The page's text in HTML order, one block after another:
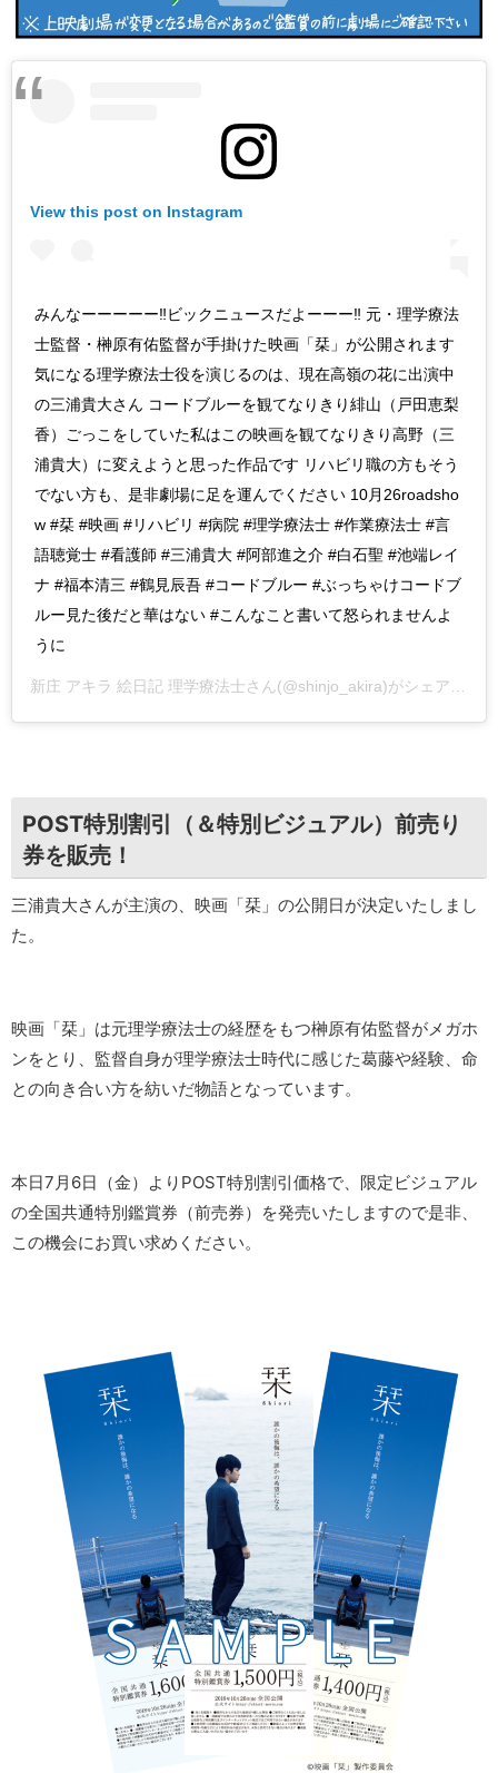
View this post on Instagram
みんなーーーーー‼️ビックニュースだよーーー‼️ 元・理学療法
士監督・榊原有佑監督が手掛けた映画「栞」が公開されます
気になる理学療法士役を演じるのは、現在高嶺の花に出演中
の三浦貴大さん コードブルーを観てなりきり緋山（戸田恵梨
香）ごっこをしていた私はこの映画を観てなりきり高野（三
浦貴大）に変えようと思った作品です リハビリ職の方もそう
でない方も、是非劇場に足を運んでください 10月26roadsho
w #栞 #映画 #リハビリ #病院 #理学療法士 #作業療法士 #言
語聴覚士 #看護師 #三浦貴大 #阿部進之介 #白石聖 #池端レイ
ナ #福本清三 #鶴見辰吾 #コードブルー #ぶっちゃけコードブ
ルー見た後だと華はない #こんなこと書いて怒られませんよ
うに
新庄 アキラ 絵日記 理学療法士さん(@shinjo_akira)がシェアした投稿 -
POST特別割引（＆特別ビジュアル）前売り
券を販売！
三浦貴大さんが主演の、映画「栞」の公開日が決定いたしまし
た。
映画「栞」は元理学療法士の経歴をもつ榊原有佑監督がメガホ
ンをとり、監督自身が理学療法士時代に感じた葛藤や経験、命
との向き合い方を紡いだ物語となっています。
本日7月6日（金）よりPOST特別割引価格で、限定ビジュアル
の全国共通特別鑑賞券（前売券）を発売いたしますので是非、
この機会にお買い求めください。